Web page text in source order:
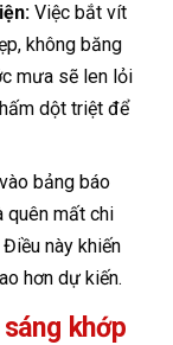
Việc bắt vít
không băng
mưa sẽ len lỏi
dột triệt để
bảng báo
quên mất chi
này khiến
hơn dự kiến.
khớp